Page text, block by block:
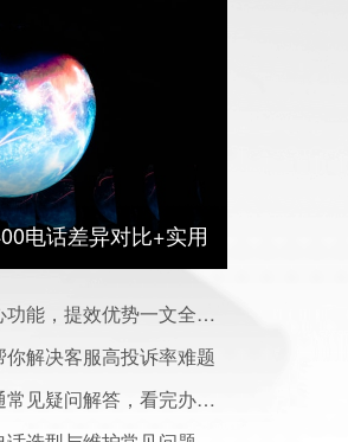
电话差异对比+实用
抚州企业400电话核心功能，提效优势一文全解析
解决客服高投诉率难题
企业办理400电话开通常见疑问解答，看完办事少走弯路